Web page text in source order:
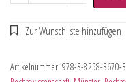
Artikelnummer: 978-3-8258-3670-3